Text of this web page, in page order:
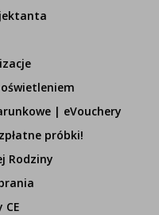
| eVouchery
próbki!
Rodziny